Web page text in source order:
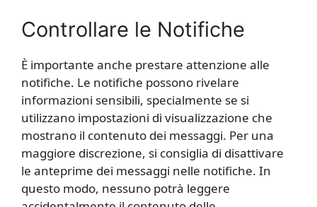
Controllare le Notifiche
È importante anche prestare attenzione alle
notifiche. Le notifiche possono rivelare
informazioni sensibili, specialmente se si
utilizzano impostazioni di visualizzazione che
mostrano il contenuto dei messaggi. Per una
maggiore discrezione, si consiglia di disattivare
le anteprime dei messaggi nelle notifiche. In
questo modo, nessuno potrà leggere